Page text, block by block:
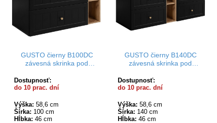
GUSTO čierny B100DC
závesná skrinka pod
Dostupnosť:
do 10 prac. dní
Výška: 58,6 cm
Šírka: 100 cm
Hĺbka: 46 cm
GUSTO čierny B140DC
závesná skrinka pod
Dostupnosť:
do 10 prac. dní
Výška: 58,6 cm
Šírka: 140 cm
Hĺbka: 46 cm